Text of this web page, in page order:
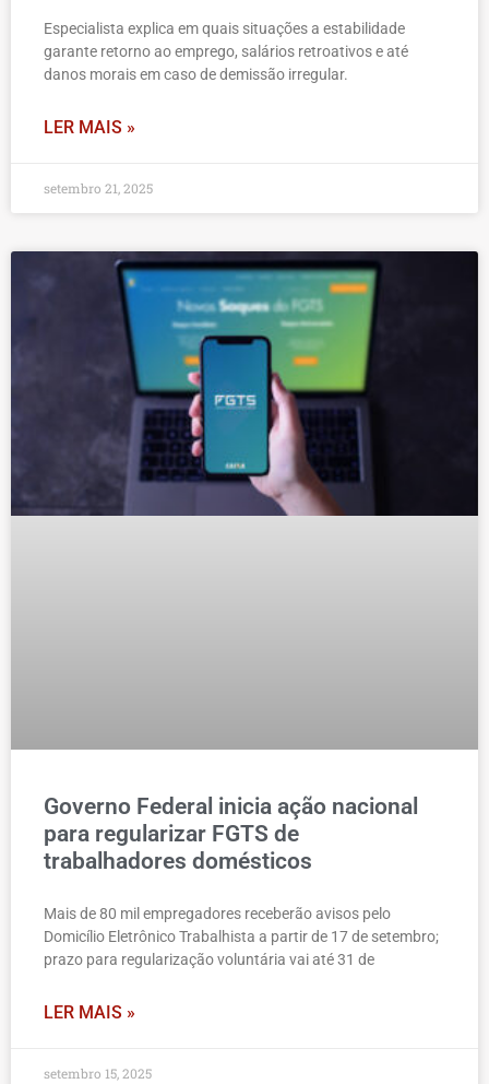
Especialista explica em quais situações a estabilidade
garante retorno ao emprego, salários retroativos e até
danos morais em caso de demissão irregular.
LER MAIS »
setembro 21, 2025
Governo Federal inicia ação nacional
para regularizar FGTS de
trabalhadores domésticos
Mais de 80 mil empregadores receberão avisos pelo
Domicílio Eletrônico Trabalhista a partir de 17 de setembro;
prazo para regularização voluntária vai até 31 de
LER MAIS »
setembro 15, 2025